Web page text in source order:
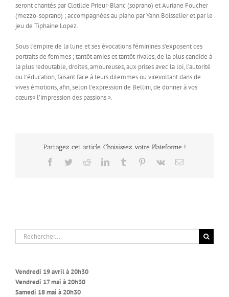
seront chantés par Clotilde Prieur-Blanc (soprano) et Auriane Foucher
(mezzo-soprano) ; accompagnées au piano par Yann Boisselier et par le
jeu de Tiphaine Lopez.
Sous l’empire de la lune et ses évocations féminines s’exposent ces
portraits de femmes ; tantôt amies et tantôt rivales, de la plus candide à
la plus redoutable, droites, amoureuses, aux prises avec la loi, l’autorité
ou l’éducation, faisant face à leurs dilemmes ou virevoltant dans de
vives émotions, afin, selon l’expression de Bellini, de donner à vos
cœurs« l’impression des passions ».
Partagez cet article, Choisissez votre Plateforme !
Facebook
TwitterRedditLinkedInTumblr Pinterest
Vk Email
Rechercher:
Vendredi 19 avril à 20h30
Vendredi 17 mai à 20h30
Samedi 18 mai à 20h30